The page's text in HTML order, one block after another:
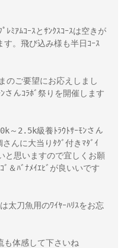
ﾐｱﾑｺｰｽとｻﾝｸｽｺｰｽは空きが
。飛び込み様も半日ｺｰｽ
のご要望にお応えしまし
さんｺﾗﾎﾞ祭りを開催します
～2.5k級養ﾄﾗｳﾄｻｰﾓﾝさん
んに大当りﾀｸﾞ付きﾏﾀﾞｲ
と思いますので宜しくお願
ﾞ＆ﾊﾞﾅﾒｲｴﾋﾞが良いいです
太刀魚用のﾜｲﾔｰﾊﾘｽをお忘
も体感して下さいね